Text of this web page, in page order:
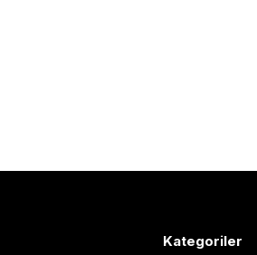
Kategoriler